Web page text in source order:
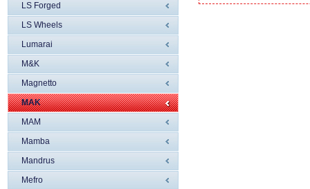
LS Forged
LS Wheels
Lumarai
M&K
Magnetto
MAK
MAM
Mamba
Mandrus
Mefro